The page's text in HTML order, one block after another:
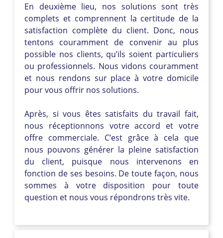
En deuxième lieu, nos solutions sont très
complets et comprennent la certitude de la
satisfaction complète du client. Donc, nous
tentons couramment de convenir au plus
possible nos clients, qu’ils soient particuliers
ou professionnels. Nous vidons couramment
et nous rendons sur place à votre domicile
pour vous offrir nos solutions.
Après, si vous êtes satisfaits du travail fait,
nous réceptionnons votre accord et votre
offre commerciale. C’est grâce à cela que
nous pouvons générer la pleine satisfaction
du client, puisque nous intervenons en
fonction de ses besoins. De toute façon, nous
sommes à votre disposition pour toute
question et nous vous répondrons très vite.